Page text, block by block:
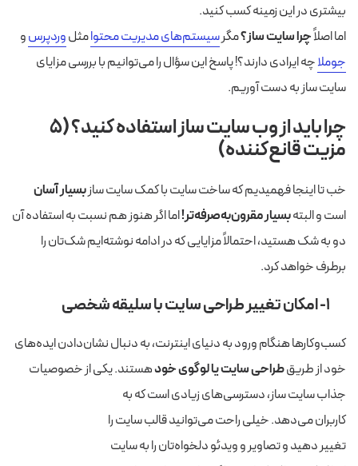
بیشتری در این زمینه کسب کنید.
اما اصلاًچرا سایت‌ ساز؟مگرسیستم‌های مدیریت محتوامثلوردپرسو
جوملاچه ایرادی دارند؟! پاسخ این سؤال را می‌توانیم با بررسی مزایای
سایت ساز به دست آوریم.
چرا باید از وب سایت ساز استفاده کنید؟ (۵
مزیت قانع‌کننده)
خب تا اینجا فهمیدیم که ساخت سایت با کمک سایت سازبسیار آسان
است و البتهبسیار مقرون‌به‌صرفه‌تر!اما اگر هنوز هم نسبت به استفاده آن
دو به شک هستید، احتمالاً مزایایی که در ادامه نوشته‌ایم شک‌تان را
برطرف خواهد کرد.
۱- امکان تغییر طراحی سایت با سلیقه شخصی
کسب‌وکارها هنگام ورود به دنیای اینترنت، به دنبال نشان‌دادن ایده‌های
خود از طریقطراحی سایت یا لوگوی خودهستند. یکی از خصوصیات
جذاب سایت ساز، دسترسی‌های زیادیاست که به
کاربران می‌دهد. خیلی راحت می‌توانید قالب سایت را
تغییر دهید و تصاویر و ویدئو دلخواه‌تان را به سایت